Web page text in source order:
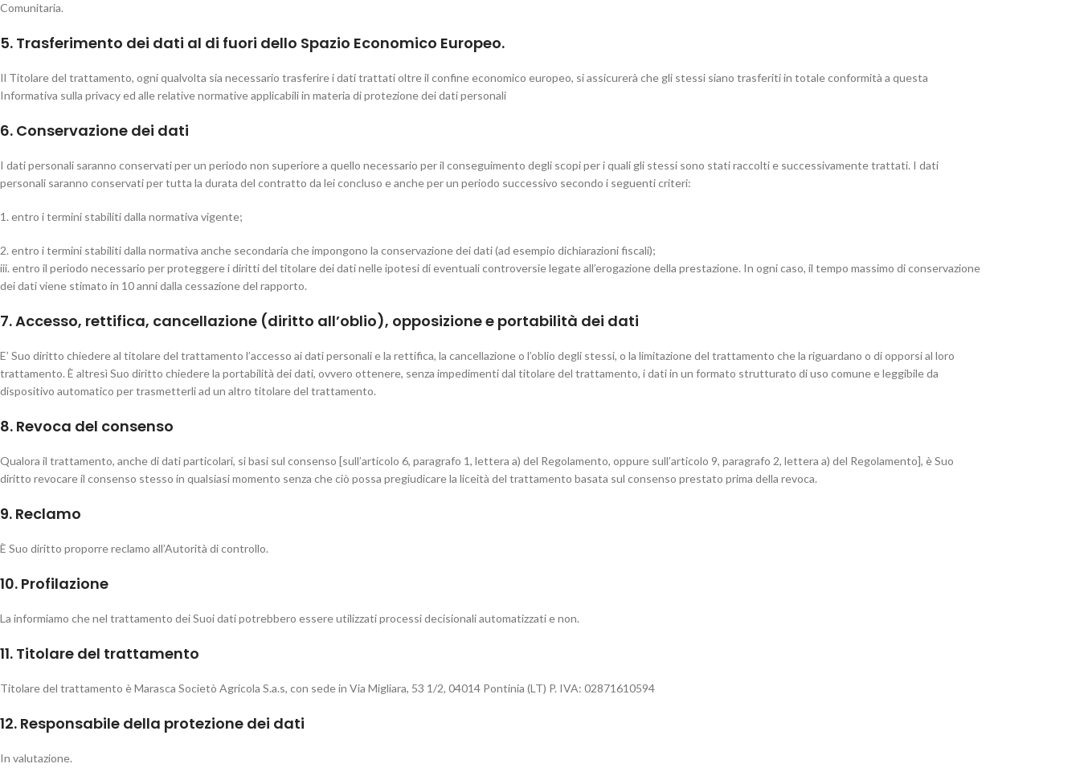
Comunitaria.
5. Trasferimento dei dati al di fuori dello Spazio Economico Europeo.
Il Titolare del trattamento, ogni qualvolta sia necessario trasferire i dati trattati oltre il confine economico europeo, si assicurerà che gli stessi siano trasferiti in totale conformità a questa
Informativa sulla privacy ed alle relative normative applicabili in materia di protezione dei dati personali
6. Conservazione dei dati
I dati personali saranno conservati per un periodo non superiore a quello necessario per il conseguimento degli scopi per i quali gli stessi sono stati raccolti e successivamente trattati. I dati
personali saranno conservati per tutta la durata del contratto da lei concluso e anche per un periodo successivo secondo i seguenti criteri:
1. entro i termini stabiliti dalla normativa vigente;
2. entro i termini stabiliti dalla normativa anche secondaria che impongono la conservazione dei dati (ad esempio dichiarazioni fiscali);
iii. entro il periodo necessario per proteggere i diritti del titolare dei dati nelle ipotesi di eventuali controversie legate all’erogazione della prestazione. In ogni caso, il tempo massimo di conservazione
dei dati viene stimato in 10 anni dalla cessazione del rapporto.
7. Accesso, rettifica, cancellazione (diritto all’oblio), opposizione e portabilità dei dati
E’ Suo diritto chiedere al titolare del trattamento l’accesso ai dati personali e la rettifica, la cancellazione o l’oblio degli stessi, o la limitazione del trattamento che la riguardano o di opporsi al loro
trattamento. È altresì Suo diritto chiedere la portabilità dei dati, ovvero ottenere, senza impedimenti dal titolare del trattamento, i dati in un formato strutturato di uso comune e leggibile da
dispositivo automatico per trasmetterli ad un altro titolare del trattamento.
8. Revoca del consenso
Qualora il trattamento, anche di dati particolari, si basi sul consenso [sull’articolo 6, paragrafo 1, lettera a) del Regolamento, oppure sull’articolo 9, paragrafo 2, lettera a) del Regolamento], è Suo
diritto revocare il consenso stesso in qualsiasi momento senza che ciò possa pregiudicare la liceità del trattamento basata sul consenso prestato prima della revoca.
9. Reclamo
È Suo diritto proporre reclamo all’Autorità di controllo.
10. Profilazione
La informiamo che nel trattamento dei Suoi dati potrebbero essere utilizzati processi decisionali automatizzati e non.
11. Titolare del trattamento
Titolare del trattamento è Marasca Societò Agricola S.a.s, con sede in Via Migliara, 53 1/2, 04014 Pontinia (LT) P. IVA: 02871610594
12. Responsabile della protezione dei dati
In valutazione.